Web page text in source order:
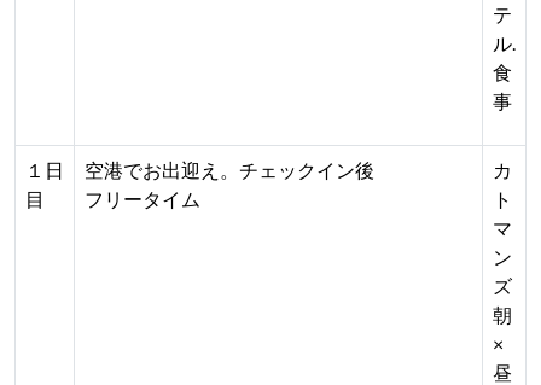
テ
ル.
食
事
１日
目
空港でお出迎え。チェックイン後
フリータイム
カ
ト
マ
ン
ズ
朝
×
昼